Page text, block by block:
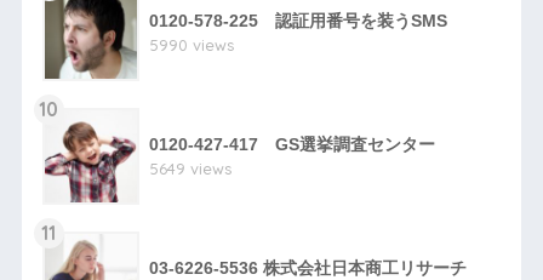
0120-578-225 認証用番号を装うSMS
5990 views
10
0120-427-417 GS選挙調査センター
5649 views
11
03-6226-5536 株式会社日本商工リサーチ